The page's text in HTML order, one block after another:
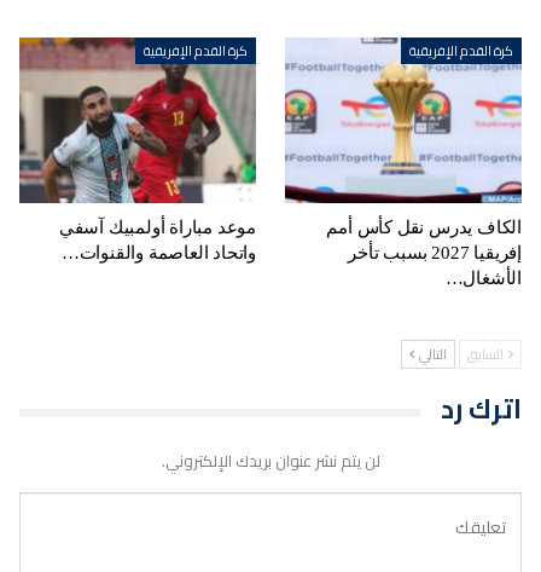
كرة القدم الإفريقية
الكاف يدرس نقل كأس أمم
إفريقيا 2027 بسبب تأخر
الأشغال…
كرة القدم الإفريقية
موعد مباراة أولمبيك آسفي
واتحاد العاصمة والقنوات…
السابق التالي
اترك رد
لن يتم نشر عنوان بريدك الإلكتروني.